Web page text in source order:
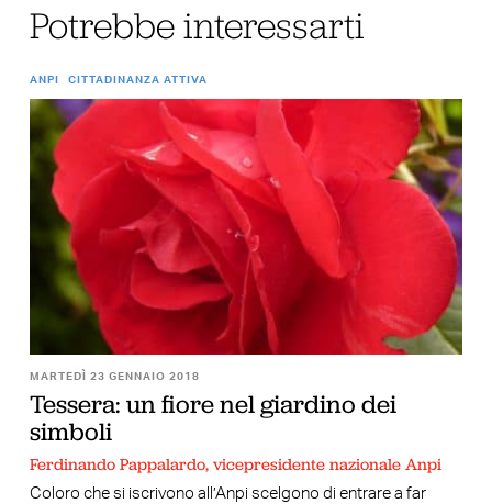
Potrebbe interessarti
ANPI CITTADINANZA ATTIVA
MARTEDÌ 23 GENNAIO 2018
Tessera: un fiore nel giardino dei
simboli
Ferdinando Pappalardo, vicepresidente nazionale Anpi
Coloro che si iscrivono all’Anpi scelgono di entrare a far